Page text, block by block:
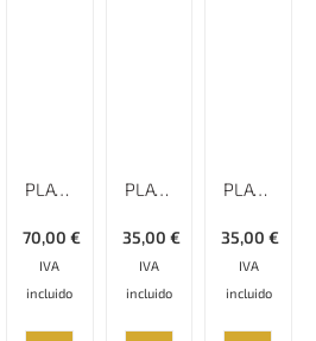
PLATO ESMALTADO LISO MINAKARI
€
70,00
IVA
incluido
PLATO ESMALTADO LISO MINAKARI
€
35,00
IVA
incluido
PLATO ESMALTADO LISO MINAKARI
€
35,00
IVA
incluido